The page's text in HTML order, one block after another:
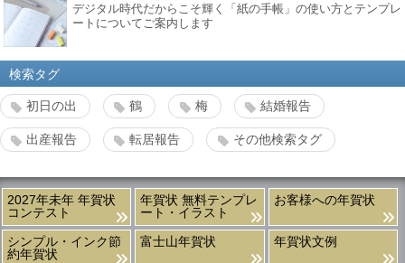
デジタル時代だからこそ輝く「紙の手帳」の使い方とテンプレ
ートについてご案内します
検索タグ
初日の出 鶴 梅 結婚報告
出産報告 転居報告 その他検索タグ
2027年未年 年賀状
コンテスト
年賀状 無料テンプレ
ート・イラスト
お客様への年賀状
シンプル・インク節
約年賀状
富士山年賀状 年賀状文例